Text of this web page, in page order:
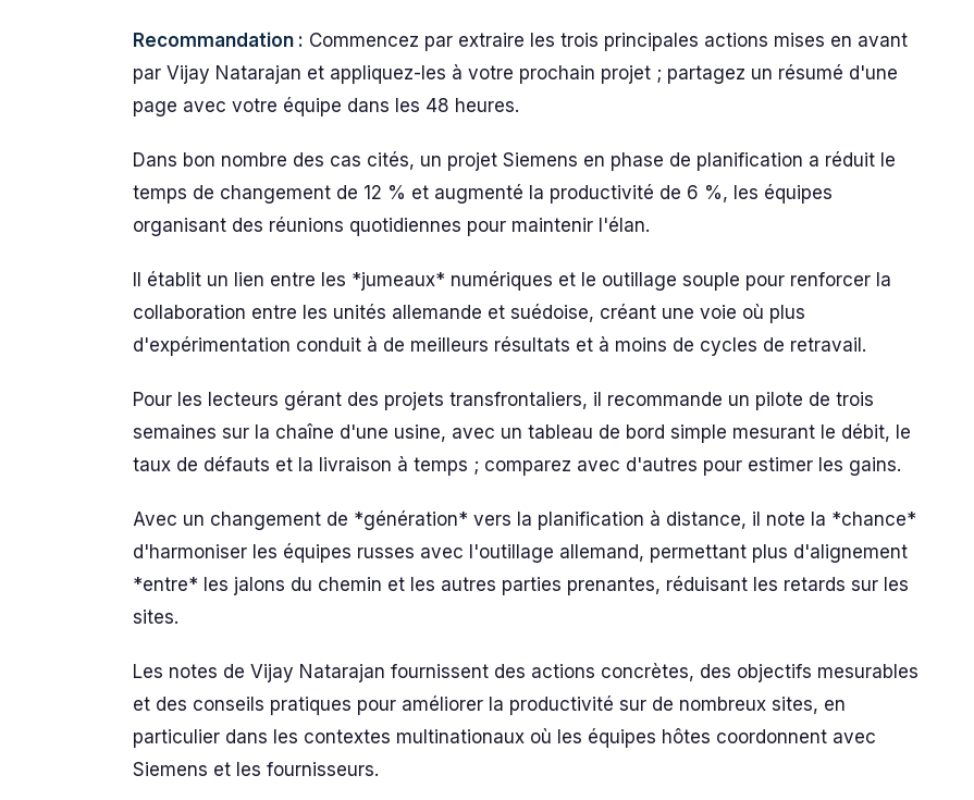
Recommandation : Commencez par extraire les trois principales actions mises en avant
par Vijay Natarajan et appliquez-les à votre prochain projet ; partagez un résumé d'une
page avec votre équipe dans les 48 heures.
Dans bon nombre des cas cités, un projet Siemens en phase de planification a réduit le
temps de changement de 12 % et augmenté la productivité de 6 %, les équipes
organisant des réunions quotidiennes pour maintenir l'élan.
Il établit un lien entre les *jumeaux* numériques et le outillage souple pour renforcer la
collaboration entre les unités allemande et suédoise, créant une voie où plus
d'expérimentation conduit à de meilleurs résultats et à moins de cycles de retravail.
Pour les lecteurs gérant des projets transfrontaliers, il recommande un pilote de trois
semaines sur la chaîne d'une usine, avec un tableau de bord simple mesurant le débit, le
taux de défauts et la livraison à temps ; comparez avec d'autres pour estimer les gains.
Avec un changement de *génération* vers la planification à distance, il note la *chance*
d'harmoniser les équipes russes avec l'outillage allemand, permettant plus d'alignement
*entre* les jalons du chemin et les autres parties prenantes, réduisant les retards sur les
sites.
Les notes de Vijay Natarajan fournissent des actions concrètes, des objectifs mesurables
et des conseils pratiques pour améliorer la productivité sur de nombreux sites, en
particulier dans les contextes multinationaux où les équipes hôtes coordonnent avec
Siemens et les fournisseurs.